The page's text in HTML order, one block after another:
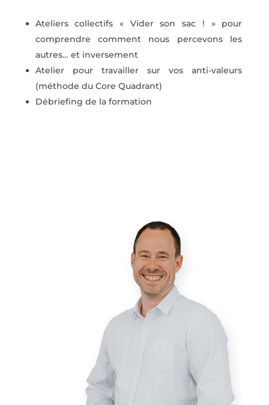
Ateliers collectifs « Vider son sac ! » pour
comprendre comment nous percevons les
autres… et inversement
Atelier pour travailler sur vos anti-valeurs
(méthode du Core Quadrant)
Débriefing de la formation